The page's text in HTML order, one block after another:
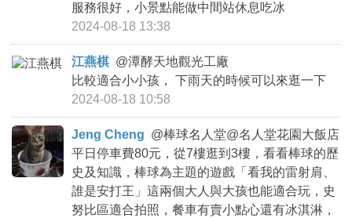
服務很好，小景點能做中間站休息吃冰
2024-08-18 13:38
江燕棋 @潭酵天地觀光工廠
比較適合小小孩， 下雨天的時候可以來逛一下
2024-08-18 10:58
Jeng Cheng @棒球名人堂@名人堂花園大飯店
平日停車費80元，從7樓逛到3樓，看看棒球的歷
史及知識，棒球為主題的遊戲「看我的雷射肩、
誰是安打王」這兩個大人與大孩也能適合玩，史
努比區適合拍照，餐車有賣小點心還有冰淇淋，